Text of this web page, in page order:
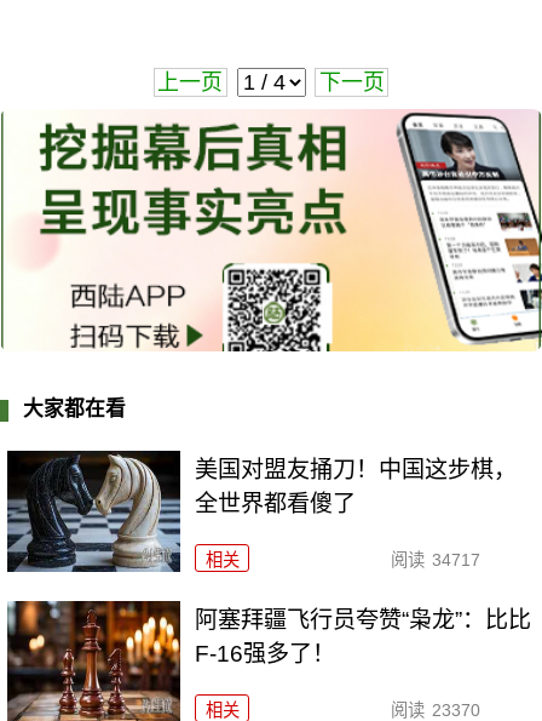
上一页 下一页
大家都在看
美国对盟友捅刀！中国这步棋，
全世界都看傻了
相关 阅读 34717
阿塞拜疆飞行员夸赞“枭龙”：比比
F-16强多了！
相关 阅读 23370